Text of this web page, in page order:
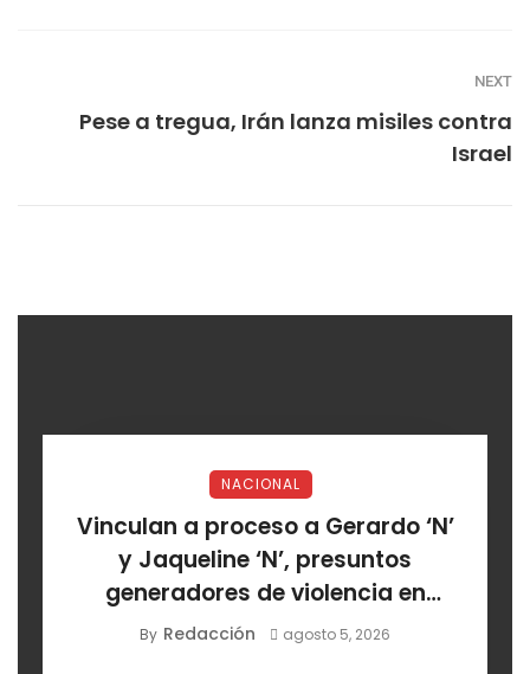
NEXT
Pese a tregua, Irán lanza misiles contra
Israel
NACIONAL
Vinculan a proceso a Gerardo ‘N’
y Jaqueline ‘N’, presuntos
generadores de violencia en
Chihuahua
By Redacción agosto 5, 2026